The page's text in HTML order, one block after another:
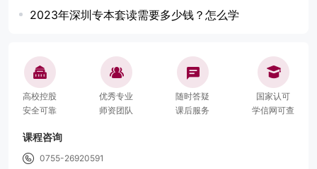
2023年深圳专本套读需要多少钱？怎么学
高校控股
安全可靠
优秀专业
师资团队
随时答疑
课后服务
国家认可
学信网可查
课程咨询
0755-26920591